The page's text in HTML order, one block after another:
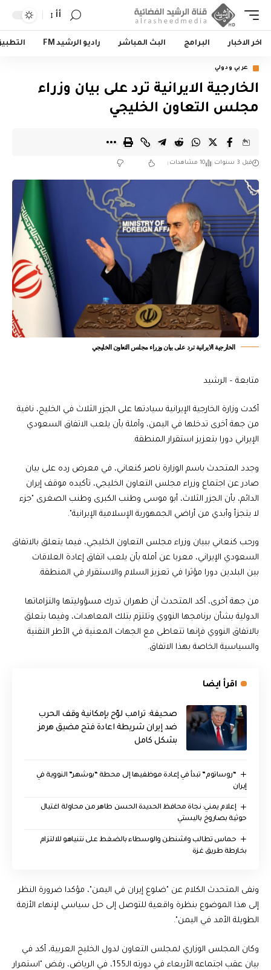
أأ
اخر الاخبار البرامج البث المباشر راديو الرشيد FM
عربي ودولي
الخارجية الايرانية ترد على بيان وزراء
مجلس التعاون الخليجي
قبل 3 سنوات 10 مشاهدات
الخارجية الايرانية ترد على بيان وزراء مجلس التعاون الخليجي
متابعة – الرشيد
أكدت وزارة الخارجية الإيرانية سيادتها على الجزر الثلاث في الخليج، نافية
من جهة أخرى تدخلها في اليمن، وآملة بأن يلعب الاتفاق السعودي
الإيراني دورا بتعزيز استقرار المنطقة.
وجدد المتحدث باسم الوزارة ناصر كنعاني، في معرض رده على بيان
صادر عن اجتماع وزراء مجلس التعاون الخليجي، تأكيده موقف إيران
الدائم، بأن الجزر الثلاث، أبو موسى وطنب الكبرى وطنب الصغرى "جزء
لا يتجزأ وأبدي من أراضي الجمهورية الإسلامية الإيرانية".
ورحب كنعاني ببيان وزراء مجلس التعاون الخليجي، فيما يتعلق بالاتفاق
السعودي الإيراني، معربا عن أمله بأن يلعب اتفاق إعادة العلاقات
بين البلدين دورا مؤثرا في تعزيز السلام والاستقرار في المنطقة.
من جهة أخرى، أكد المتحدث أن طهران تدرك مسؤوليتها والتزاماتها
الدولية بشأن برنامجها النووي وتلتزم بتلك المعاهدات، وفيما بتعلق
بالاتفاق النووي فإنها تتعاطى مع الجهات المعنية في الأطر التقنية
والسياسية الخاصة بهذا الاتفاق.
اقرأ ايضا
صحيفة: ترامب لوّح بإمكانية وقف الحرب
ضد إيران شريطة اعادة فتح مضيق هرمز
بشكل كامل
“روساتوم” تبدأ في إعادة موظفيها إلى محطة “بوشهر” النووية في
إيران
إعلام يمني: نجاة محافظ الحديدة الحسن طاهر من محاولة اغتيال
حوثية بصاروخ باليستي
حماس تطالب واشنطن والوسطاء بالضغط على نتنياهو للالتزام
بخارطة طريق غزة
ونفى المتحدث الكلام عن "ضلوع إيران في اليمن"، مؤكدا ضرورة النظر
إلى هذا الموضوع بنظرة واقعية للتوصل إلى حل سياسي لإنهاء الأزمة
الطويلة الأمد في اليمن".
وكان المجلس الوزاري لمجلس التعاون لدول الخليج العربية، أكد في
بيان عقب اجتماعه الأربعاء في دورته الـ155، في الرياض، رفض "استمرار